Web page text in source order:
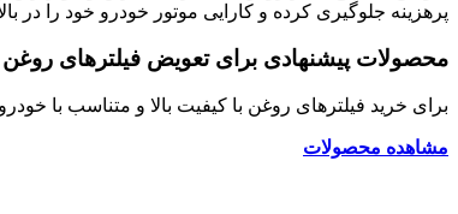
پرهزینه جلوگیری کرده و کارایی موتور خودرو خود را در
محصولات پیشنهادی برای تعویض فیلترهای روغن
برای خرید فیلترهای روغن با کیفیت بالا و متناسب با
مشاهده محصولات